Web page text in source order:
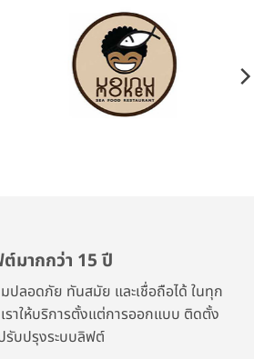
มากกว่า 15 ปี
ปลอดภัย ทันสมัย และเชื่อถือได้ ในทุก
ราให้บริการตั้งแต่การออกแบบ ติดตั้ง
รับปรุงระบบลิฟต์